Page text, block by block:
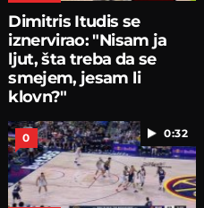
Dimitris Itudis se
iznervirao: "Nisam ja
ljut, šta treba da se
smejem, jesam li
klovn?"
0:32
0